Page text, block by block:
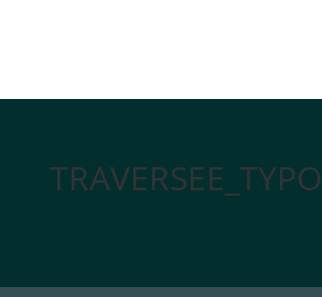
TRAVERSEE_TYPO